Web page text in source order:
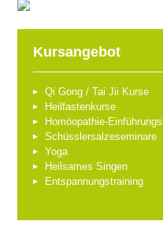
Kursangebot
Qi Gong / Tai Jii Kurse
Heilfastenkurse
Homöopathie-
Schüsslersalzeseminare
Yoga
Heilsames Singen
Entspannungstraining